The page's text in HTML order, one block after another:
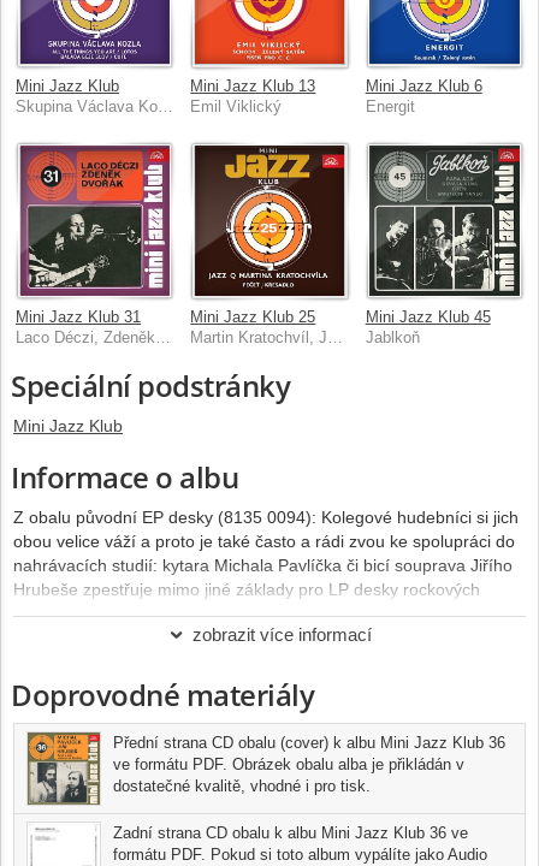
Mini Jazz Klub
Mini Jazz Klub 13
Emil Viklický
Mini Jazz Klub 6
Energit
Mini Jazz Klub 31
Laco Déczi, Zdeněk Sarka Dvořák
Mini Jazz Klub 25
Martin Kratochvíl, Jazz Q
Mini Jazz Klub 45
Jablkoň
Speciální podstránky
Mini Jazz Klub
Informace o albu
Z obalu původní EP desky (8135 0094): Kolegové hudebníci si jich
obou velice váží a proto je také často a rádi zvou ke spolupráci do
nahrávacích studií: kytara Michala Pavlíčka či bicí souprava Jiřího
Hrubeše zpestřuje mimo jiné základy pro LP desky rockových
skupin Mahagon, Bohemia, JazzQ, ale také zpěváků Jany
Kratochvílové, Evy Olmerové a mnoha dalších. Jen ve dvojici
společně s ní připravili také Janino první gramofonové album. V
současné době sice oba věnují své nejlepší síly Pražskému výběru,
nicméně neváhají vyšetřit čas i pro občasné experimentování jen
ve dvoučlenném tandemu, který nabízí neohraničené pole pro
hledání nových barev, zvuků, ale především melodických i
rytmických neobvyklostí.
Oba jsouvýhonky pražského amatérského rockového podhoubí.
zobrazit více informací
Doprovodné materiály
Přední strana CD obalu (cover) k albu Mini Jazz Klub 36
ve formátu PDF. Obrázek obalu alba je přikládán v
dostatečné kvalitě, vhodné i pro tisk.
Zadní strana CD obalu k albu Mini Jazz Klub 36 ve
formátu PDF. Pokud si toto album vypálíte jako Audio